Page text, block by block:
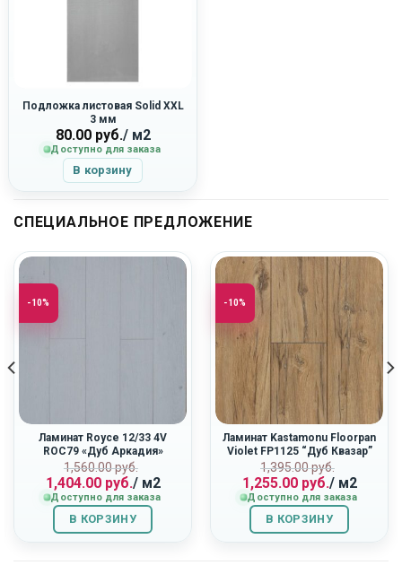
Подложка листовая Solid XXL
3 мм
80.00руб./ м2
Доступно для заказа
В корзину
СПЕЦИАЛЬНОЕ ПРЕДЛОЖЕНИЕ
-10%
Ламинат Royce 12/33 4V
ROC79 «Дуб Аркадия»
1,560.00руб.
Первоначальная
цена
составляла
1,560.00
руб..
1,404.00руб.
Текущая
цена:
1,404.00
руб..
/ м2
Доступно для заказа
В КОРЗИНУ
-10%
Ламинат Kastamonu Floorpan
Violet FP1125 “Дуб Квазар”
1,395.00руб.
цена
составляла
1,395.00
руб..
1,255.00руб.
Текущая
цена:
1,255.00
руб..
/ м2
Доступно для заказа
В КОРЗИНУ